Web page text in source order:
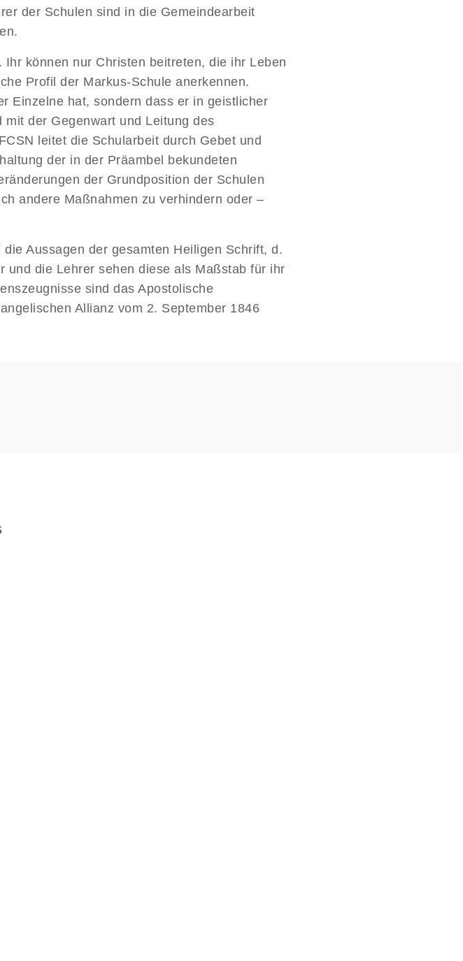
der Schulen sind in die Gemeindearbeit
können nur Christen beitreten, die ihr Leben
Profil der Markus-Schule anerkennen.
Einzelne hat, sondern dass er in geistlicher
der Gegenwart und Leitung des
leitet die Schularbeit durch Gebet und
der in der Präambel bekundeten
der Grundposition der Schulen
andere Maßnahmen zu verhindern oder –
Aussagen der gesamten Heiligen Schrift, d.
und die Lehrer sehen diese als Maßstab für ihr
sind das Apostolische
Allianz vom 2. September 1846